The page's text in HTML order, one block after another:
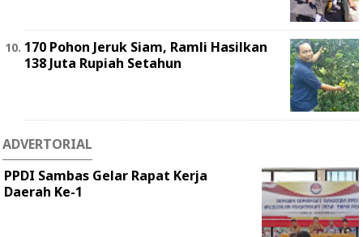
170 Pohon Jeruk Siam, Ramli Hasilkan
138 Juta Rupiah Setahun
ADVERTORIAL
PPDI Sambas Gelar Rapat Kerja
Daerah Ke-1